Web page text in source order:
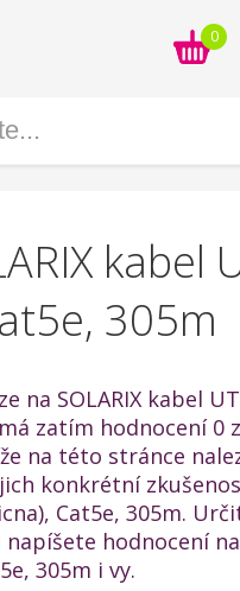
0
kabel
305m
na SOLARIX kabel
zatím hodnocení 0
na této stránce
konkrétní
Cat5e, 305m.
hodnocení na
305m i vy.